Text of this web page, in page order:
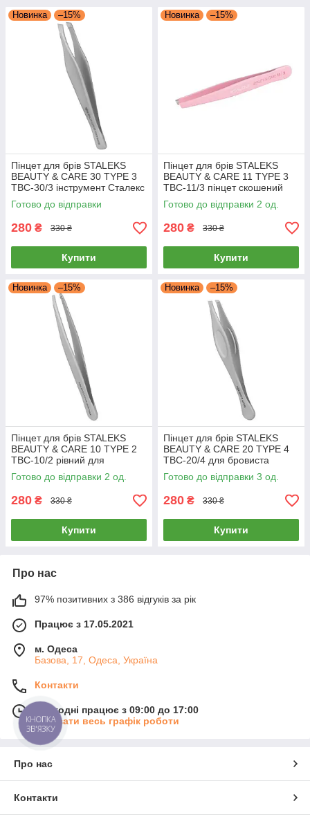
Новинка –15%
Пінцет для брів STALEKS
BEAUTY & CARE 30 TYPE 3
TBC-30/3 інструмент Сталекс
для бровиста для
вищипування
Готово до відправки
280 ₴ 330 ₴
Купити
Новинка –15%
Пінцет для брів STALEKS
BEAUTY & CARE 11 TYPE 3
TBC-11/3 пінцет скошений
манікюрний інструмент
Сталекс
Готово до відправки 2 од.
280 ₴ 330 ₴
Купити
Новинка –15%
Пінцет для брів STALEKS
BEAUTY & CARE 10 TYPE 2
TBC-10/2 рівний для
бровиста манікюрний
інструмент Сталекс
Готово до відправки 2 од.
280 ₴ 330 ₴
Купити
Новинка –15%
Пінцет для брів STALEKS
BEAUTY & CARE 20 TYPE 4
TBC-20/4 для бровиста
інструмент сталекс для
манікюру
Готово до відправки 3 од.
280 ₴ 330 ₴
Купити
Про нас
97% позитивних з 386 відгуків за рік
Працює з 17.05.2021
м. Одеса
Базова, 17, Одеса, Україна
Контакти
Сьогодні працює з 09:00 до 17:00
Показати весь графік роботи
Про нас
Контакти
КНОПКА
ЗВ'ЯЗКУ